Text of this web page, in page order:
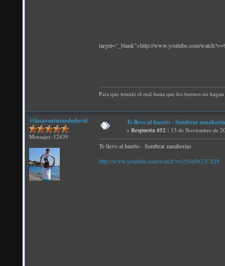
target="_blank">http://www.youtube.com/
Para que triunfe el mal basta que los buenos no
@lasaventurasdedavid
Mensajes: 12439
Te llevo al huerto - Sembrar
« Respuesta #52 : 13 de Noviembre de
Te llevo al huerto - Sembrar zanahorias
http://www.youtube.com/watch?v=293eDG7CXf8